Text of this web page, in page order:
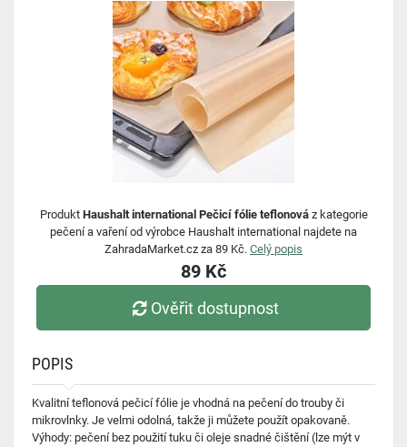
Produkt Haushalt international Pečicí fólie teflonováz kategorie
pečení a vaření od výrobce Haushalt international najdete na
ZahradaMarket.cz za 89 Kč. Celý popis
89 Kč
Ověřit dostupnost
POPIS
Kvalitní teflonová pečicí fólie je vhodná na pečení do trouby či
mikrovlnky. Je velmi odolná, takže ji můžete použít opakovaně.
Výhody: pečení bez použití tuku či oleje snadné čištění (lze mýt v